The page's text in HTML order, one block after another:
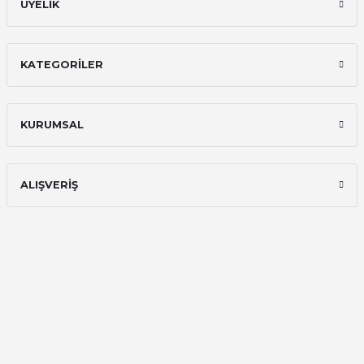
ÜYELİK
KATEGORİLER
KURUMSAL
ALIŞVERİŞ